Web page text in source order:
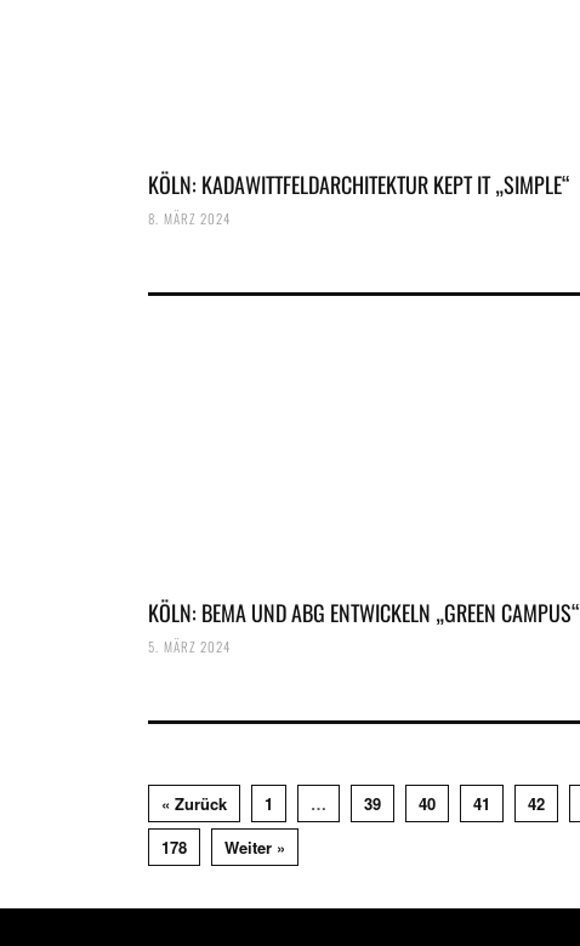
KÖLN: KADAWITTFELDARCHITEKTUR KEPT IT „SIMPLE“
8. MÄRZ 2024
KÖLN: BEMA UND ABG ENTWICKELN „GREEN CAMPUS“
5. MÄRZ 2024
« Zurück 1 … 39 40 41 42
178
Weiter »